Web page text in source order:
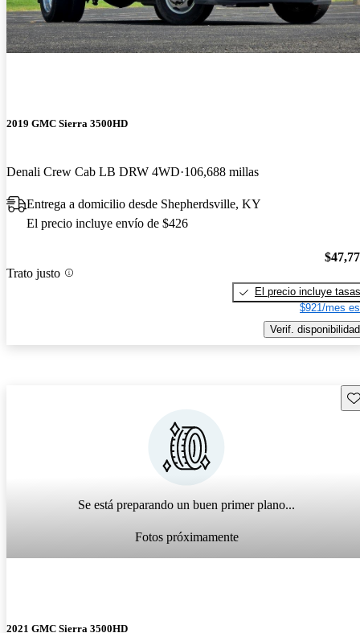
2019 GMC Sierra 3500HD
Denali Crew Cab LB DRW 4WD 106,688 millas
Entrega a domicilio desde Shepherdsville, KY
El precio incluye envío de $426
Trato justo
El precio incluye tasas
$921/mes
Verif. disponibilidad
Se está preparando un buen primer plano...
Fotos próximamente
2021 GMC Sierra 3500HD